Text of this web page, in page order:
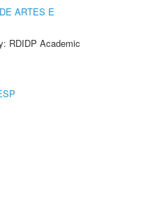
ARTES E
RDIDP Academic